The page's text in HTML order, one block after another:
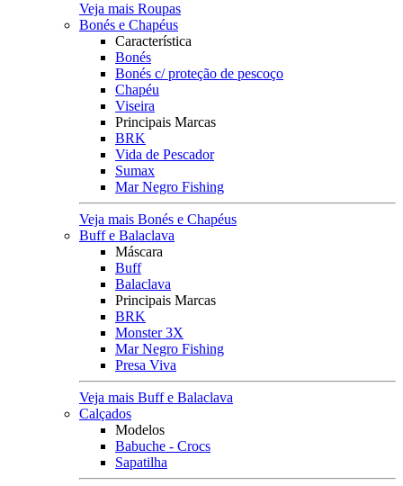
Veja mais Roupas
Bonés e Chapéus
Característica
Bonés
Bonés c/ proteção de pescoço
Chapéu
Viseira
Principais Marcas
BRK
Vida de Pescador
Sumax
Mar Negro Fishing
Veja mais Bonés e Chapéus
Buff e Balaclava
Máscara
Buff
Balaclava
Principais Marcas
BRK
Monster 3X
Mar Negro Fishing
Presa Viva
Veja mais Buff e Balaclava
Calçados
Modelos
Babuche - Crocs
Sapatilha